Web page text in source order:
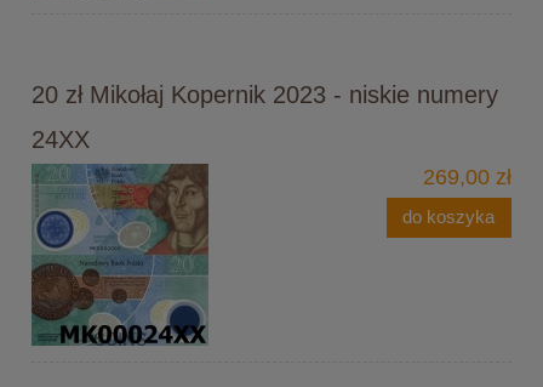
20 zł Mikołaj Kopernik 2023 - niskie numery
24XX
269,00 zł
do koszyka